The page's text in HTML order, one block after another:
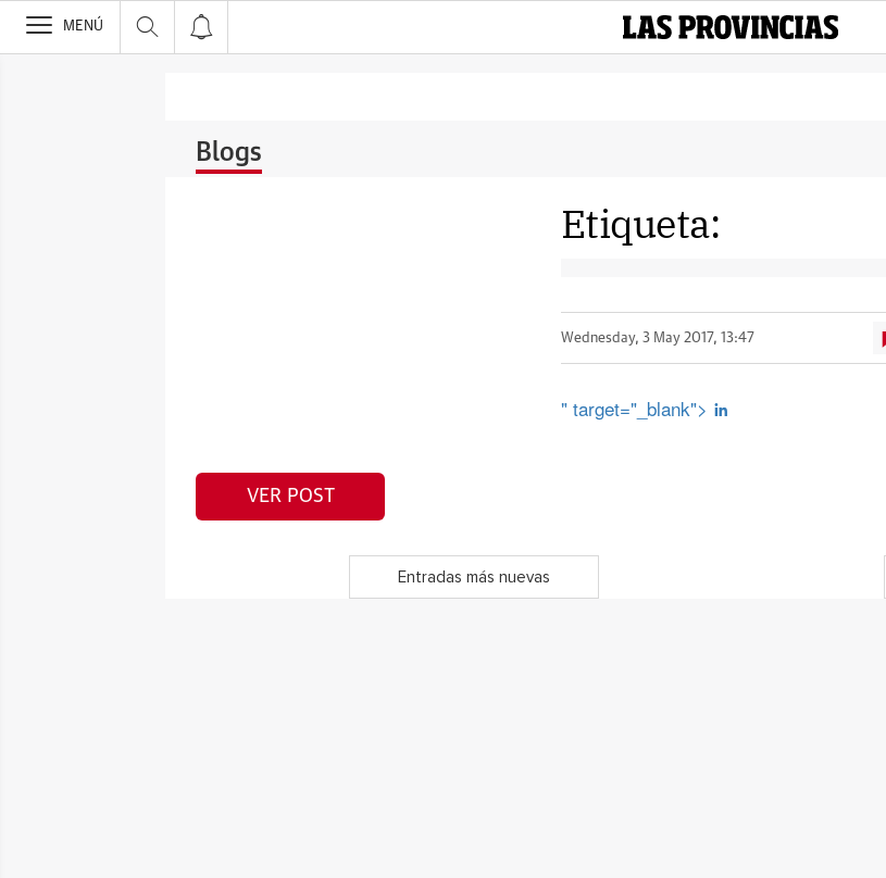
>
MENÚ
Blogs
Etiqueta:
Wednesday, 3 May 2017, 13:47
" target="_blank">
VER POST
Entradas más nuevas